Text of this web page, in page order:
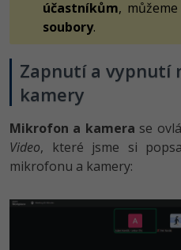
účastníkům,
soubory.
Zapnutí a vypnutí
kamery
Mikrofon a kamera se
Video, které jsme si
mikrofonu a kamery: